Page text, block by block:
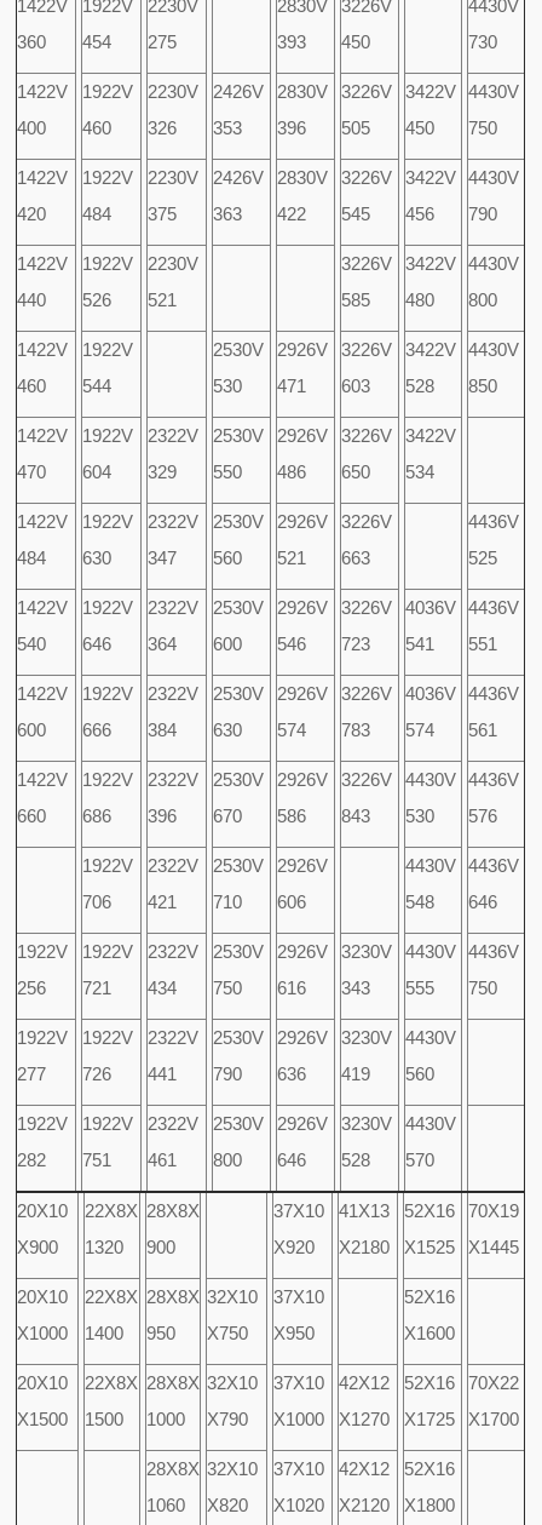
1422V
360
1922V
454
2230V
275
2830V
393
3226V
450
4430V
730
1422V
400
1922V
460
2230V
326
2426V
353
2830V
396
3226V
505
3422V
450
4430V
750
1422V
420
1922V
484
2230V
375
2426V
363
2830V
422
3226V
545
3422V
456
4430V
790
1422V
440
1922V
526
2230V
521
3226V
585
3422V
480
4430V
800
1422V
460
1922V
544
2530V
530
2926V
471
3226V
603
3422V
528
4430V
850
1422V
470
1922V
604
2322V
329
2530V
550
2926V
486
3226V
650
3422V
534
1422V
484
1922V
630
2322V
347
2530V
560
2926V
521
3226V
663
4436V
525
1422V
540
1922V
646
2322V
364
2530V
600
2926V
546
3226V
723
4036V
541
4436V
551
1422V
600
1922V
666
2322V
384
2530V
630
2926V
574
3226V
783
4036V
574
4436V
561
1422V
660
1922V
686
2322V
396
2530V
670
2926V
586
3226V
843
4430V
530
4436V
576
1922V
706
2322V
421
2530V
710
2926V
606
4430V
548
4436V
646
1922V
256
1922V
721
2322V
434
2530V
750
2926V
616
3230V
343
4430V
555
4436V
750
1922V
277
1922V
726
2322V
441
2530V
790
2926V
636
3230V
419
4430V
560
1922V
282
1922V
751
2322V
461
2530V
800
2926V
646
3230V
528
4430V
570
20X10
X900
22X8X
1320
28X8X
900
37X10
X920
41X13
X2180
52X16
X1525
70X19
X1445
20X10
X1000
22X8X
1400
28X8X
950
32X10
X750
37X10
X950
52X16
X1600
20X10
X1500
22X8X
1500
28X8X
1000
32X10
X790
37X10
X1000
42X12
X1270
52X16
X1725
70X22
X1700
28X8X
1060
32X10
X820
37X10
X1020
42X12
X2120
52X16
X1800